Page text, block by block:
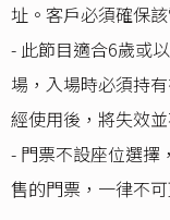
址。客戶必須確保
- 此節目適合6歲或
場，入場時必須持
經使用後，將失效
- 門票不設座位選擇
售的門票，一律不